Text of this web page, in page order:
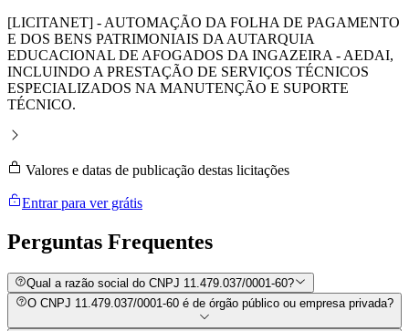
[LICITANET] - AUTOMAÇÃO DA FOLHA DE PAGAMENTO
E DOS BENS PATRIMONIAIS DA AUTARQUIA
EDUCACIONAL DE AFOGADOS DA INGAZEIRA - AEDAI,
INCLUINDO A PRESTAÇÃO DE SERVIÇOS TÉCNICOS
ESPECIALIZADOS NA MANUTENÇÃO E SUPORTE
TÉCNICO.
Valores e datas de publicação destas licitações
Entrar para ver grátis
Perguntas Frequentes
Qual a razão social do CNPJ 11.479.037/0001-60?
O CNPJ 11.479.037/0001-60 é de órgão público ou empresa privada?